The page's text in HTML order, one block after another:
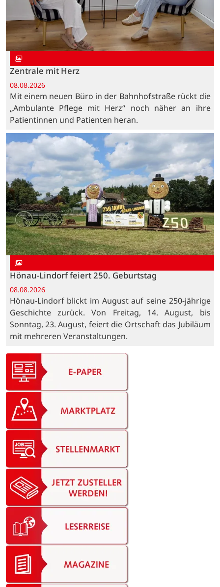
Zentrale mit Herz
08.08.2026
Mit einem neuen Büro in der Bahnhofstraße rückt die
„Ambulante Pflege mit Herz“ noch näher an ihre
Patientinnen und Patienten heran.
Hönau-Lindorf feiert 250. Geburtstag
08.08.2026
Hönau-Lindorf blickt im August auf seine 250-jährige
Geschichte zurück. Von Freitag, 14. August, bis
Sonntag, 23. August, feiert die Ortschaft das Jubiläum
mit mehreren Veranstaltungen.